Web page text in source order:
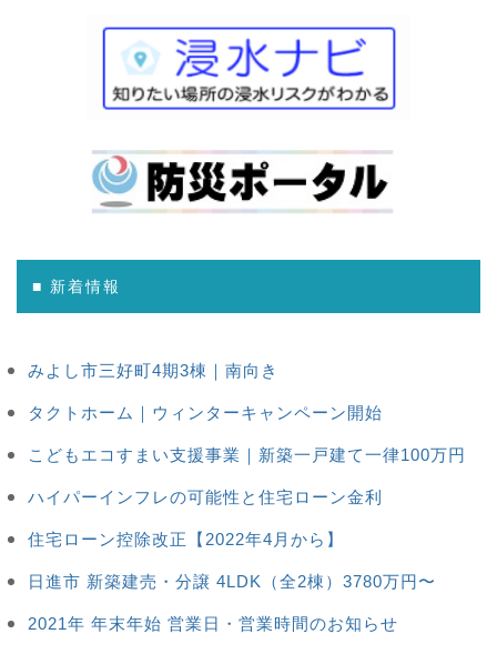
■ 新着情報
みよし市三好町4期3棟｜南向き
タクトホーム｜ウィンターキャンペーン開始
こどもエコすまい支援事業｜新築一戸建て一律100万円
ハイパーインフレの可能性と住宅ローン金利
住宅ローン控除改正【2022年4月から】
日進市 新築建売・分譲 4LDK（全2棟）3780万円〜
2021年 年末年始 営業日・営業時間のお知らせ